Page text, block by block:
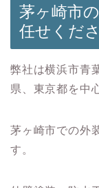
茅ヶ崎市
任せくだ
弊社は横浜市青
県、東京都を中
茅ヶ崎市での外
す。